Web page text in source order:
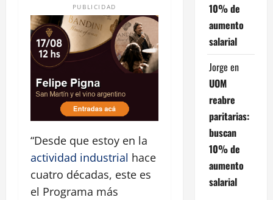
PUBLICIDAD
“Desde que estoy en la
actividad industrial hace
cuatro décadas, este es
el Programa más
10% de
aumento
salarial
Jorge en
UOM
reabre
paritarias:
buscan
10% de
aumento
salarial